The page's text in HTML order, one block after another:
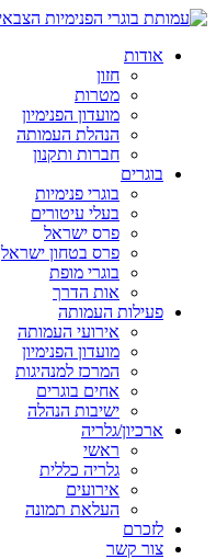
אודות
חזון
מטרות
מועדון הפנימיון
הנהלת העמותה
חברות ותקנון
בוגרים
בוגרי פנימיות
בעלי עיטורים
פרס ישראל
פרס בטחון ישראל
בוגרי מופת
אות הדרך
פעילות העמותה
אירועי העמותה
מועדון הפנימיון
המרכז למנהיגות
אחים בוגרים
ישיבות הנהלה
ארכיון/גלריה
ראשי
גלריה כללית
אירועים
העלאת תמונה
לזכרם
צור קשר